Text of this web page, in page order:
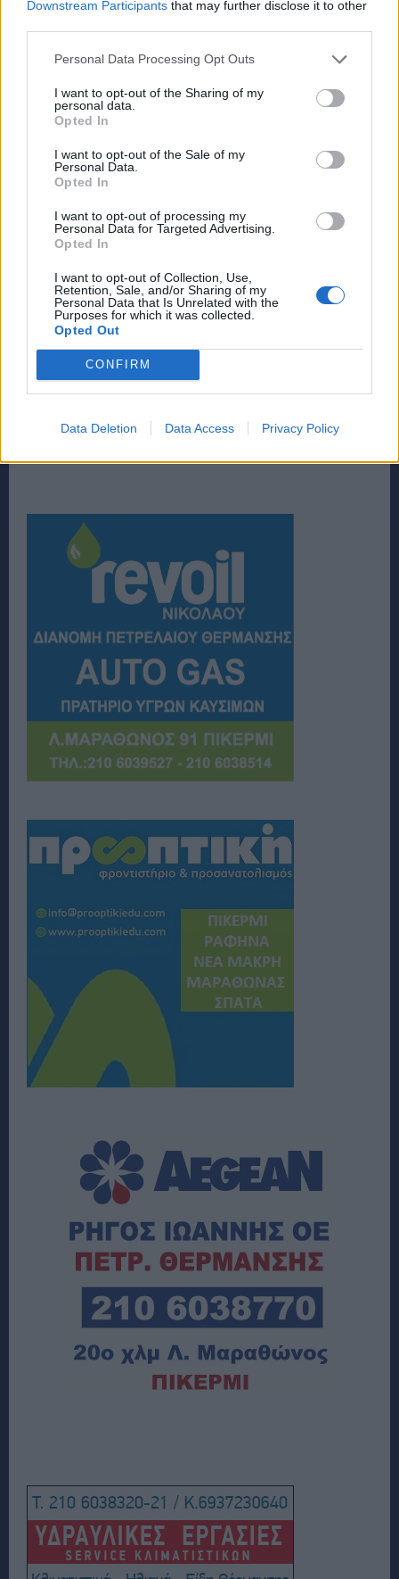
Downstream Participants that may further disclose it to other
Personal Data Processing Opt Outs
I want to opt-out of the Sharing of my
personal data.
Opted In
I want to opt-out of the Sale of my
Personal Data.
Opted In
I want to opt-out of processing my
Personal Data for Targeted Advertising.
Opted In
I want to opt-out of Collection, Use,
Retention, Sale, and/or Sharing of my
Personal Data that Is Unrelated with the
Purposes for which it was collected.
Opted Out
CONFIRM
Data Deletion Data Access Privacy Policy